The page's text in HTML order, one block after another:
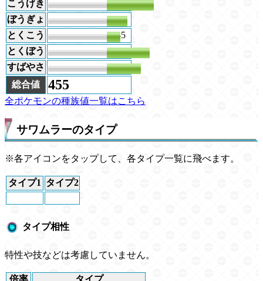
こうげき
120
ぼうぎょ
53
とくこう
35
とくぼう
110
すばやさ
87
総合値
455
全ポケモンの種族値一覧はこちら
サワムラーのタイプ
※各アイコンをタップして、各タイプ一覧に飛べます。
タイプ1 タイプ2
タイプ相性
特性や技などは考慮していません。
倍率 タイプ